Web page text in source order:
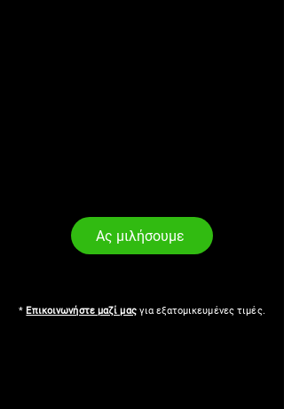
Ας μιλήσουμε
* Επικοινωνήστε μαζί μαςγια εξατομικευμένες τιμές.